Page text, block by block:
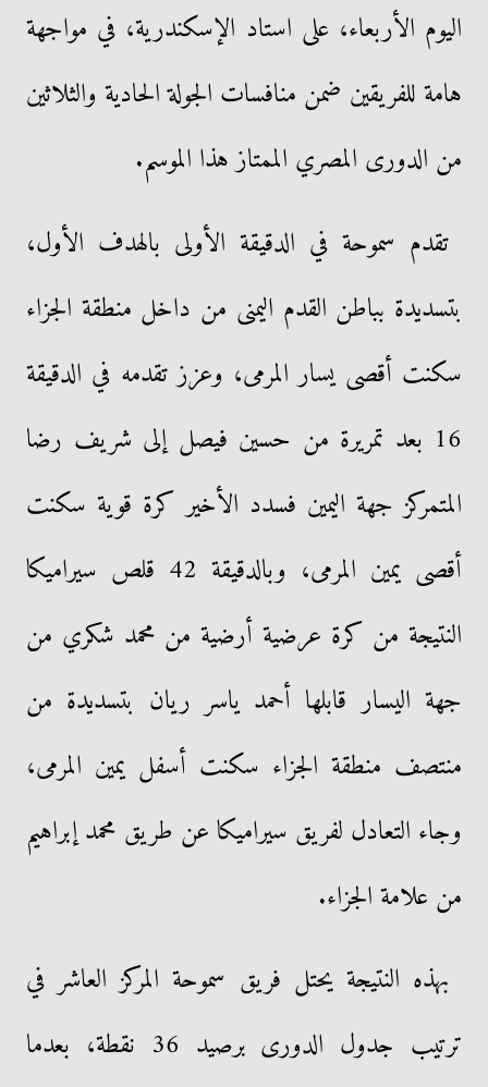
اليوم الأربعاء، على استاد الإسكندرية، في مواجهة
هامة للفريقين ضمن منافسات الجولة الحادية والثلاثين
من الدورى المصري الممتاز هذا الموسم.
تقدم سموحة في الدقيقة الأولى بالهدف الأول،
بتسديدة بباطن القدم اليمنى من داخل منطقة الجزاء
سكنت أقصى يسار المرمى، وعزز تقدمه في الدقيقة
16 بعد تمريرة من حسين فيصل إلى شريف رضا
المتمركز جهة اليمين فسدد الأخير كرة قوية سكنت
أقصى يمين المرمى، وبالدقيقة 42 قلص سيراميكا
النتيجة من كرة عرضية أرضية من محمد شكري من
جهة اليسار قابلها أحمد ياسر ريان بتسديدة من
منتصف منطقة الجزاء سكنت أسفل يمين المرمى،
وجاء التعادل لفريق سيراميكا عن طريق محمد إبراهيم
من علامة الجزاء.
بهذه النتيجة يحتل فريق سموحة المركز العاشر في
ترتيب جدول الدورى برصيد 36 نقطة، بعدما